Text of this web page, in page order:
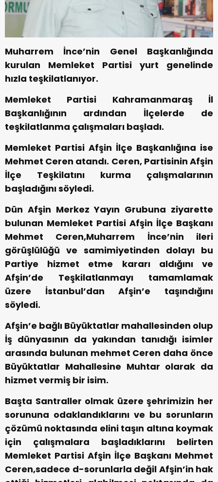
Muharrem İnce’nin Genel Başkanlığında
kurulan Memleket Partisi yurt genelinde
hızla teşkilatlanıyor.
Memleket Partisi Kahramanmaraş İl
Başkanlığının ardından İlçelerde de
teşkilatlanma çalışmaları başladı.
Memleket Partisi Afşin İlçe Başkanlığına ise
Mehmet Ceren atandı. Ceren, Partisinin Afşin
İlçe Teşkilatını kurma çalışmalarının
başladığını söyledi.
Dün Afşin Merkez Yayın Grubuna ziyarette
bulunan Memleket Partisi Afşin İlçe Başkanı
Mehmet Ceren,Muharrem İnce’nin ileri
görüşlülüğü ve samimiyetinden dolayı bu
Partiye hizmet etme kararı aldığını ve
Afşin’de Teşkilatlanmayı tamamlamak
üzere İstanbul’dan Afşin’e taşındığını
söyledi.
Afşin’e bağlı Büyüktatlar mahallesinden olup
İş dünyasının da yakından tanıdığı isimler
arasında bulunan mehmet Ceren daha önce
Büyüktatlar Mahallesine Muhtar olarak da
hizmet vermiş bir isim.
Başta Santraller olmak üzere şehrimizin her
sorununa odaklandıklarını ve bu sorunların
çözümü noktasında elini taşın altına koymak
için çalışmalara başladıklarını belirten
Memleket Partisi Afşin İlçe Başkanı Mehmet
Ceren,sadece d-sorunlarla değil Afşin’in hak